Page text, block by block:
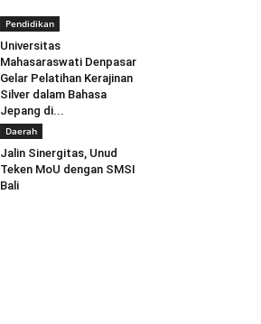
Pendidikan
Universitas
Mahasaraswati Denpasar
Gelar Pelatihan Kerajinan
Silver dalam Bahasa
Jepang di...
Daerah
Jalin Sinergitas, Unud
Teken MoU dengan SMSI
Bali